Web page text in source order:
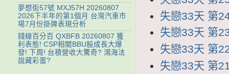
失戀33天 第
失戀33天 第
失戀33天 第
失戀33天 第
夢想街57號 MXJ57H 20260807
2026下半年的第1個月 台灣汽車市
場7月份掛牌表現分析
錢線百分百 QXBFB 20260807 獲
利表態! CSP相關BBU股成長大爆
發! 下周! 台積營收大驚奇? 鴻海法
說藏彩蛋?